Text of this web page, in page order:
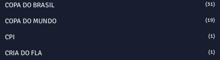
COPA DO BRASIL (31)
COPA DO MUNDO (19)
CPI (1)
CRIA DO FLA (1)